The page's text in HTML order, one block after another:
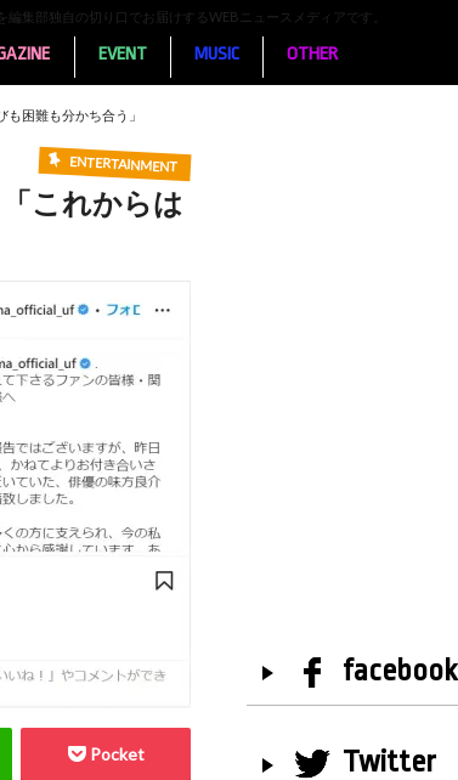
集部独自の切り口でお届けするWEBニュースメディアです。
EVENT MUSIC OTHER
困難も分かち合う」
ENTERTAINMENT
これからは
Pocket
facebook
Twitter